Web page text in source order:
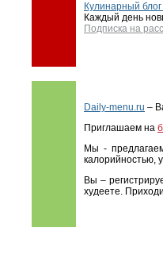
Кулинарный
Каждый день
Подписка на
Daily-menu.ru –
Приглашаем на
Мы -
калорийностью,
Вы –
худеете.